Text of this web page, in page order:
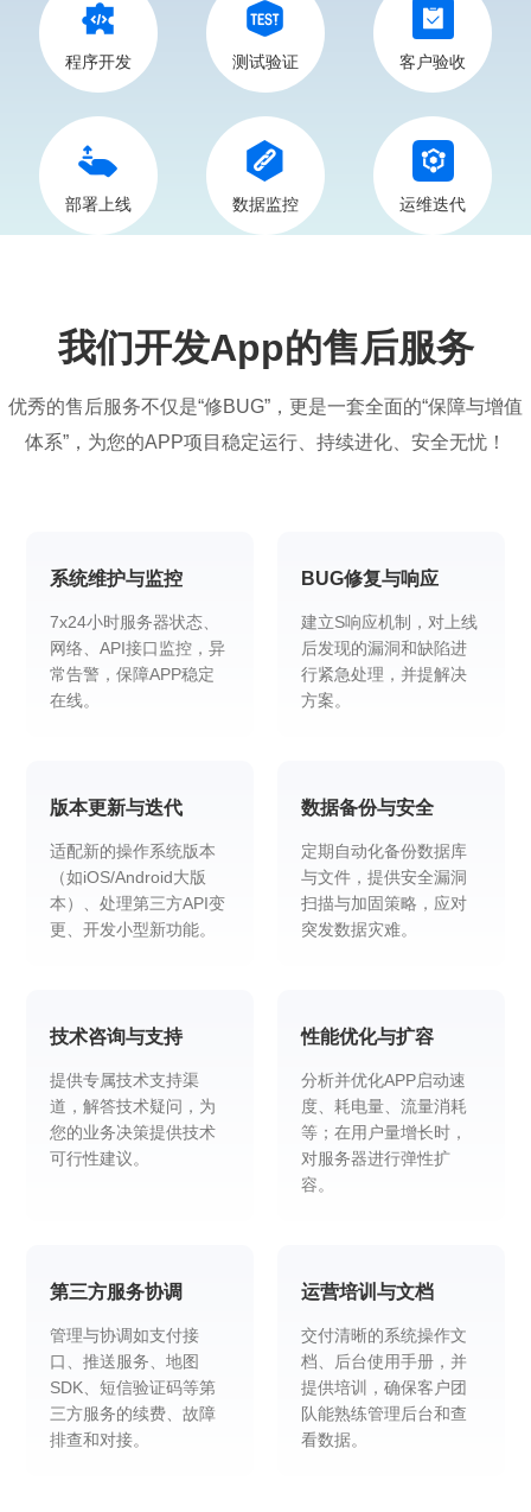
程序开发 测试验证 客户验收
部署上线 数据监控 运维迭代
我们开发App的售后服务
优秀的售后服务不仅是“修BUG”，更是一套全面的“保障与增值
体系”，为您的APP项目稳定运行、持续进化、安全无忧！
系统维护与监控
7x24小时服务器状态、
网络、API接口监控，异
常告警，保障APP稳定
在线。
BUG修复与响应
建立S响应机制，对上线
后发现的漏洞和缺陷进
行紧急处理，并提解决
方案。
版本更新与迭代
适配新的操作系统版本
（如iOS/Android大版
本）、处理第三方API变
更、开发小型新功能。
数据备份与安全
定期自动化备份数据库
与文件，提供安全漏洞
扫描与加固策略，应对
突发数据灾难。
技术咨询与支持
提供专属技术支持渠
道，解答技术疑问，为
您的业务决策提供技术
可行性建议。
性能优化与扩容
分析并优化APP启动速
度、耗电量、流量消耗
等；在用户量增长时，
对服务器进行弹性扩
容。
第三方服务协调
管理与协调如支付接
口、推送服务、地图
SDK、短信验证码等第
三方服务的续费、故障
排查和对接。
运营培训与文档
交付清晰的系统操作文
档、后台使用手册，并
提供培训，确保客户团
队能熟练管理后台和查
看数据。